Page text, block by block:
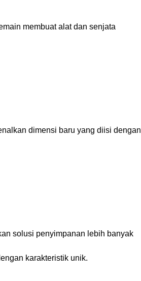
membuat alat dan senjata
dimensi baru yang diisi dengan
solusi penyimpanan lebih banyak
karakteristik unik.